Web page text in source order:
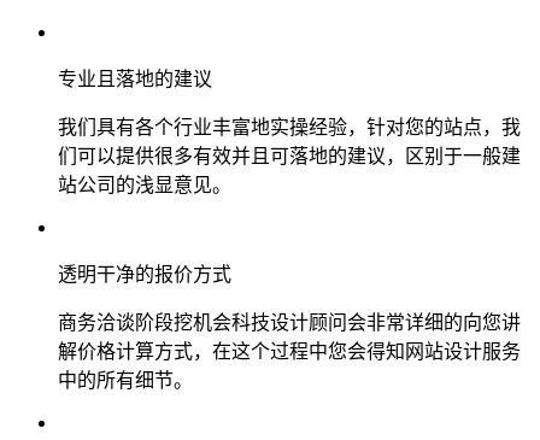
专业且落地的建议
我们具有各个行业丰富地实操经验，针对您的站点，我
们可以提供很多有效并且可落地的建议，区别于一般建
站公司的浅显意见。
透明干净的报价方式
商务洽谈阶段挖机会科技设计顾问会非常详细的向您讲
解价格计算方式，在这个过程中您会得知网站设计服务
中的所有细节。